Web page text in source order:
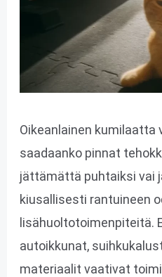
Oikeanlainen kumilaatta
saadaanko pinnat
jättämättä puhtaiksi vai
kiusallisesti rantuineen
lisähuoltotoimenpiteitä.
autoikkunat,
materiaalit vaativat